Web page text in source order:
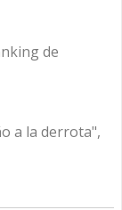
de
a la derrota",